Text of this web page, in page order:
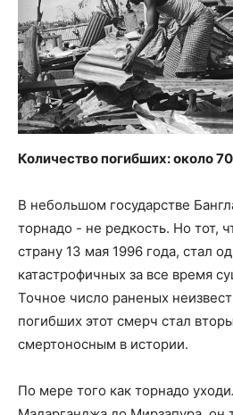
Количество погибших: около
В небольшом государстве
торнадо - не редкость. Но тот,
страну 13 мая 1996 года, стал
катастрофичных за все время
Точное число раненых
погибших этот смерч стал
смертоносным в истории.
По мере того как торнадо